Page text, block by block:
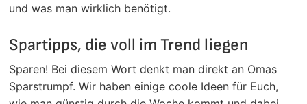
und was man wirklich benötigt.
Spartipps, die voll im Trend liegen
Sparen! Bei diesem Wort denkt man direkt an Omas
Sparstrumpf. Wir haben einige coole Ideen für Euch,